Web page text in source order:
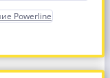
Powerline